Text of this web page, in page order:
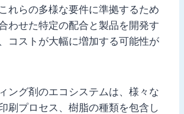
れらの多様な要件に準拠するため
わせた特定の配合と製品を開発す
コストが大幅に増加する可能性が
ング剤のエコシステムは、様々な
刷プロセス、樹脂の種類を包含し